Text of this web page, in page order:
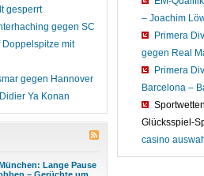
gesperrt
gegen SC
Doppelspitze mit
gegen Hannover
Ya Konan
Lange Pause
– Joachim
Primera
gegen Real
Primera
Barcelona –
Glücksspiel-
casino